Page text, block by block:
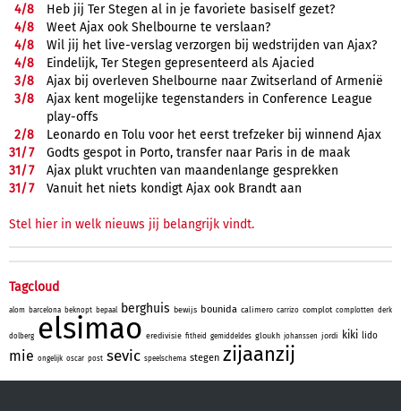
4/8
Heb jij Ter Stegen al in je favoriete basiself gezet?
4/8
Weet Ajax ook Shelbourne te verslaan?
4/8
Wil jij het live-verslag verzorgen bij wedstrijden van Ajax?
4/8
Eindelijk, Ter Stegen gepresenteerd als Ajacied
3/8
Ajax bij overleven Shelbourne naar Zwitserland of Armenië
3/8
Ajax kent mogelijke tegenstanders in Conference League
play-offs
2/8
Leonardo en Tolu voor het eerst trefzeker bij winnend Ajax
31/7
Godts gespot in Porto, transfer naar Paris in de maak
31/7
Ajax plukt vruchten van maandenlange gesprekken
31/7 Vanuit het niets kondigt Ajax ook Brandt aan
Stel hier in welk nieuws jij belangrijk vindt.
Tagcloud
alom barcelona beknopt bepaal berghuis bewijs bounida calimero carrizo complot complotten derk
dolberg elsimao eredivisie fitheid gemiddeldes gloukh johanssen jordi kiki lido
mie ongelijk oscar post sevic speelschema stegen zijaanzij